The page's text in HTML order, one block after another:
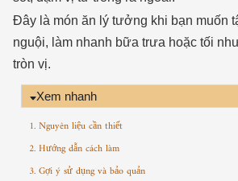
Đây là món ăn lý tưởng khi bạn muốn
nguội, làm nhanh bữa trưa hoặc tối
tròn vị.
Xem nhanh
1. Nguyên liệu cần thiết
2. Hướng dẫn cách làm
3. Gợi ý sử dụng và bảo quản